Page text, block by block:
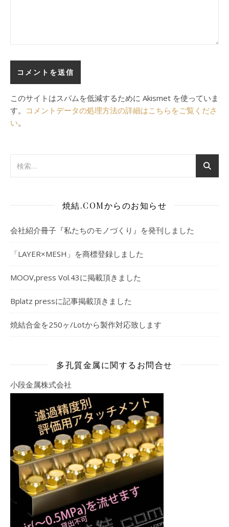
このサイトはスパムを低減するために Akismet を使っていま
す。 コメントデータの処理方法の詳細はこちらをご覧くださ
い。
焼結.COMからのお知らせ
会社紹介冊子『私たちのモノづくり』を発刊しました
「LAYER×MESH」を商標登録しました
MOOV,press Vol.43に掲載頂きました
Bplatz pressに記事掲載頂きました
焼結合金を250ヶ/Lotから製作対応致します
多孔質金属に関するお問合せ
小段金属株式会社